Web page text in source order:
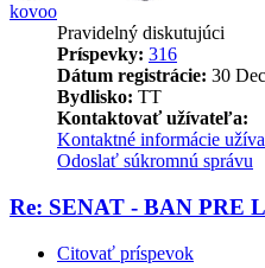
kovoo
Pravidelný diskutujúci
Príspevky: 316
Dátum registrácie: 30
Bydlisko: TT
Kontaktovať užívateľa:
Kontaktné informácie
Odoslať súkromnú správu
Re: SENAT - BAN PRE
Citovať príspevok